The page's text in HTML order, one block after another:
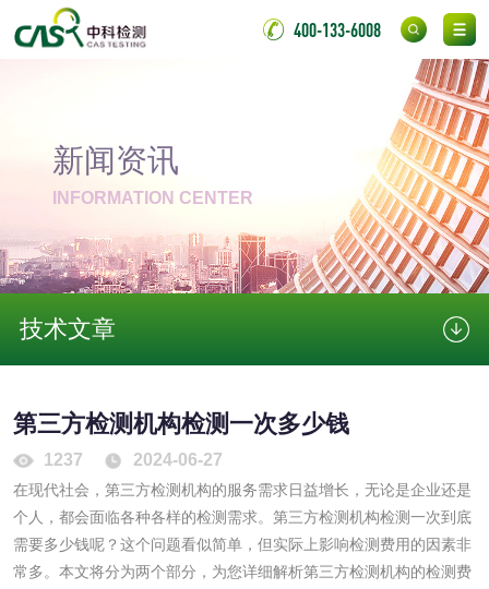
400-133-6008
新闻资讯
INFORMATION CENTER
技术文章
第三方检测机构检测一次多少钱
1237 2024-06-27
在现代社会，第三方检测机构的服务需求日益增长，无论是企业还是
个人，都会面临各种各样的检测需求。第三方检测机构检测一次到底
需要多少钱呢？这个问题看似简单，但实际上影响检测费用的因素非
常多。本文将分为两个部分，为您详细解析第三方检测机构的检测费
洗手液检测
水处理剂
水处理药剂检测 聚丙烯酰胺检测
工业乳状氢氧化钙 铝酸钙检测
磷酸二氢铵检测
活性炭
活性炭检测 煤质颗粒活性炭检
测
脱硫脱硝活性炭检
煤质活性炭检测